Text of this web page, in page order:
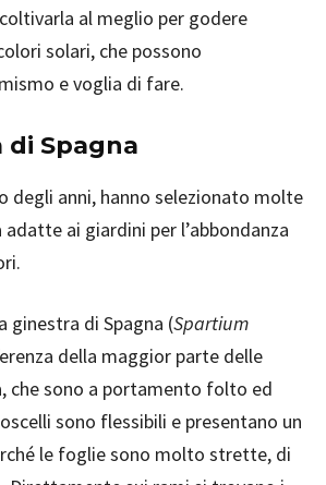
al meglio per godere
solari, che possono
e voglia di fare.
di Spagna
degli anni, hanno selezionato molte
ai giardini per l’abbondanza
ginestra di Spagna (Spartium
della maggior parte delle
che sono a portamento folto ed
sono flessibili e presentano un
le foglie sono molto strette, di